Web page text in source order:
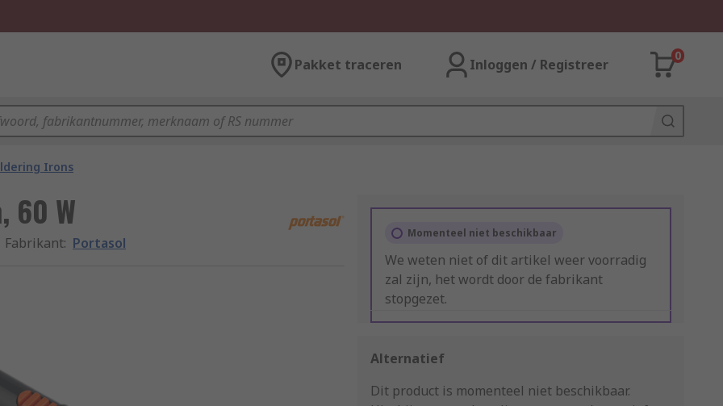
Pakket traceren Inloggen / Registreer
0
Irons
60 W
Fabrikant: Portasol
Momenteel niet beschikbaar
We weten niet of dit artikel weer voorradig
zal zijn, het wordt door de fabrikant
stopgezet.
Alternatief
Dit product is momenteel niet beschikbaar.